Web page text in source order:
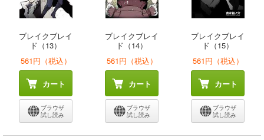
ブレイクブレイ
ド（13）
561円（税込）
カート
ブラウザ
試し読み
ブレイクブレイ
ド（14）
561円（税込）
カート
ブラウザ
試し読み
ブレイクブレイ
ド（15）
561円（税込）
カート
ブラウザ
試し読み